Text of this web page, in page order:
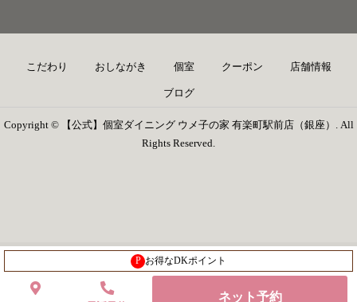
こだわり おしながき 個室 クーポン 店舗情報
ブログ
Copyright © 【公式】個室ダイニング ウメ子の家 有楽町駅前店（銀座）. All
Rights Reserved.
P お得なDKポイント
ネット予約